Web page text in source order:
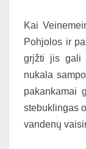
Kai
Pohjolos ir
grįžti jis gali
nukala
pakankamai
stebuklingas
vandenų